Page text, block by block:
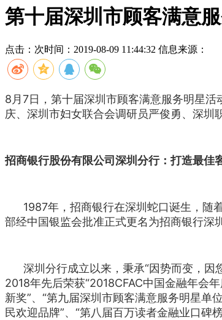
第十届深圳市顾客满意
点击： 次时间：2019-08-09 11:44:32 信息来源：
8月7日，第十届深圳市顾客满意服务明星
庆、深圳市妇女联合会调研员严俊勇、深圳
招商银行股份有限公司深圳分行：打造最佳
1987年，招商银行在深圳蛇口诞生，随
部经中国银监会批准正式更名为招商银行深
深圳分行成立以来，秉承“因势而变，因
2018年先后荣获“2018CFAC中国金融年会
新奖”、“第九届深圳市顾客满意服务明星单
民欢迎品牌”、“第八届百万读者金融业口碑